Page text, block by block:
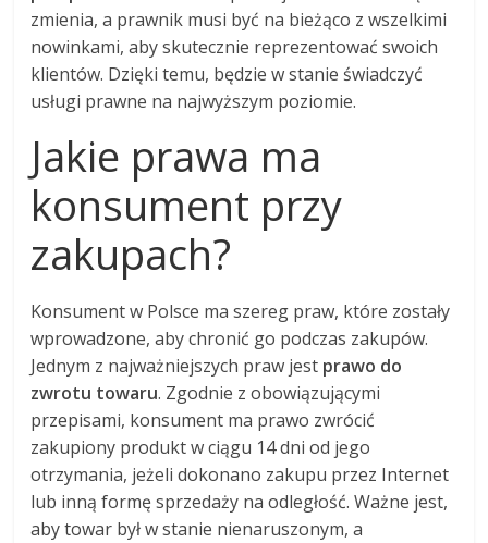
zmienia, a prawnik musi być na bieżąco z wszelkimi
nowinkami, aby skutecznie reprezentować swoich
klientów. Dzięki temu, będzie w stanie świadczyć
usługi prawne na najwyższym poziomie.
Jakie prawa ma
konsument przy
zakupach?
Konsument w Polsce ma szereg praw, które zostały
wprowadzone, aby chronić go podczas zakupów.
Jednym z najważniejszych praw jest prawo do
zwrotu towaru. Zgodnie z obowiązującymi
przepisami, konsument ma prawo zwrócić
zakupiony produkt w ciągu 14 dni od jego
otrzymania, jeżeli dokonano zakupu przez Internet
lub inną formę sprzedaży na odległość. Ważne jest,
aby towar był w stanie nienaruszonym, a